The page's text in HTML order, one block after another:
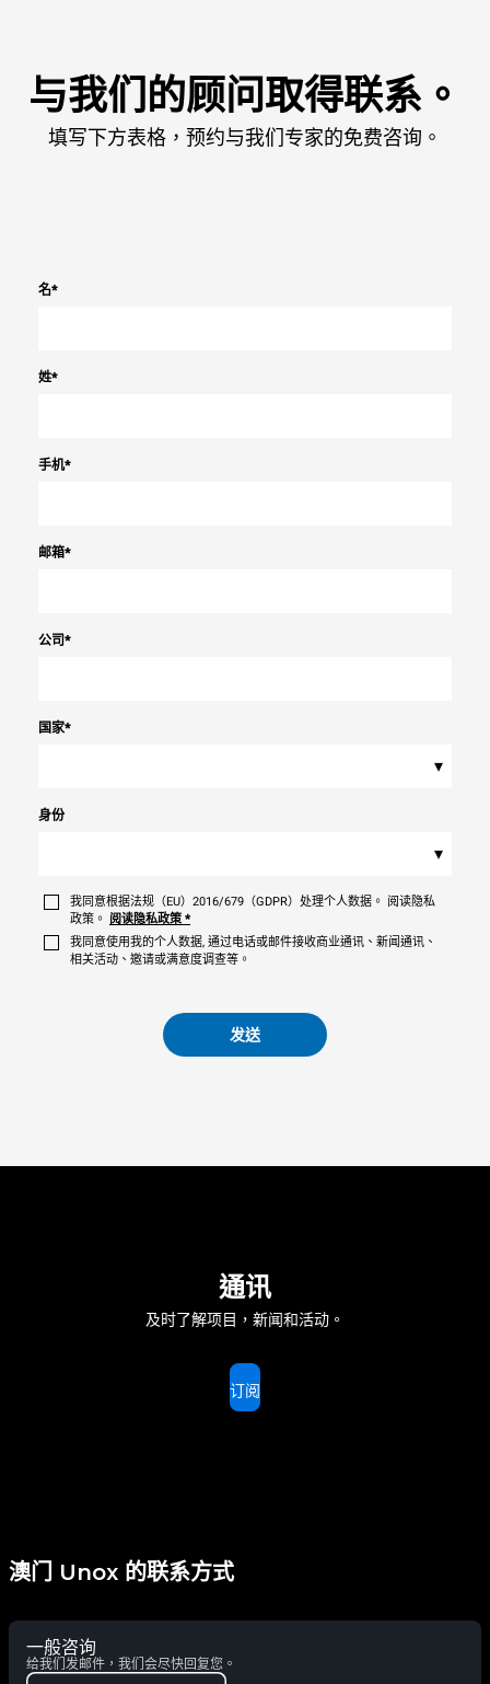
与我们的顾问取得联系。
填写下方表格，预约与我们专家的免费咨询。
名*
姓*
手机*
邮箱*
公司*
国家*
▾
身份
▾
我同意根据法规（EU）2016/679（GDPR）处理个人数据。 阅读隐私
政策。 阅读隐私政策 *
我同意使用我的个人数据, 通过电话或邮件接收商业通讯、新闻通讯、
相关活动、邀请或满意度调查等。
发送
通讯
及时了解项目，新闻和活动。
订阅
澳门 Unox 的联系方式
一般咨询
给我们发邮件，我们会尽快回复您。